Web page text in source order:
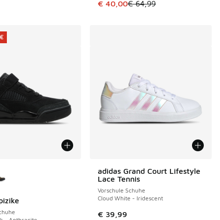
Dieser Artikel ist im Sale. Der
€ 40,00€ 64,99
adidas Grand Court Lifestyle
Lace Tennis
Vorschule Schuhe
Cloud White - Iridescent
€ 39,99